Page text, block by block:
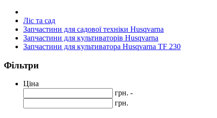
Ліс та сад
Запчастини для садової техніки Husqvarna
Запчастини для культиваторів Husqvarna
Запчастини для культиватора Husqvarna TF 230
Фільтри
Ціна
грн. -
грн.